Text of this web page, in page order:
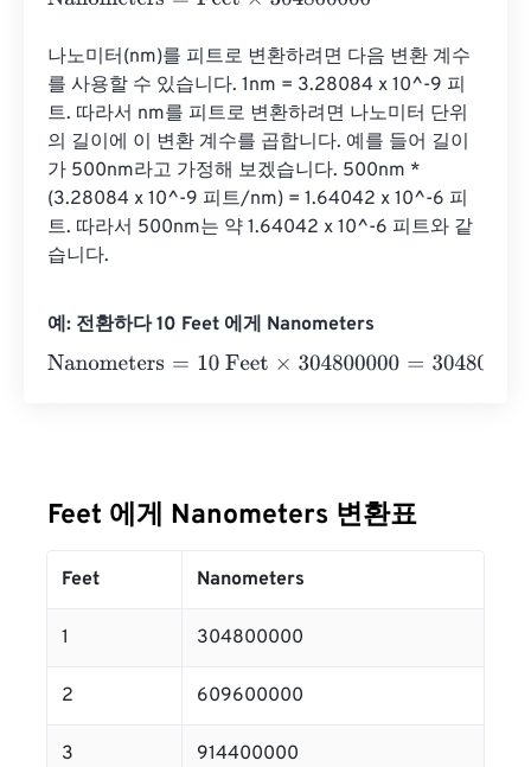
나노미터(nm)를 피트로 변환하려면 다음 변환 계수
를 사용할 수 있습니다. 1nm = 3.28084 x 10^-9 피
트. 따라서 nm를 피트로 변환하려면 나노미터 단위
의 길이에 이 변환 계수를 곱합니다. 예를 들어 길이
가 500nm라고 가정해 보겠습니다. 500nm *
(3.28084 x 10^-9 피트/nm) = 1.64042 x 10^-6 피
트. 따라서 500nm는 약 1.64042 x 10^-6 피트와 같
습니다.
예: 전환하다 10 Feet 에게 Nanometers
Nanometers= 10 Feet×304800000=3048000000
Feet 에게 Nanometers 변환표
Feet Nanometers
1 304800000
2 609600000
3 914400000